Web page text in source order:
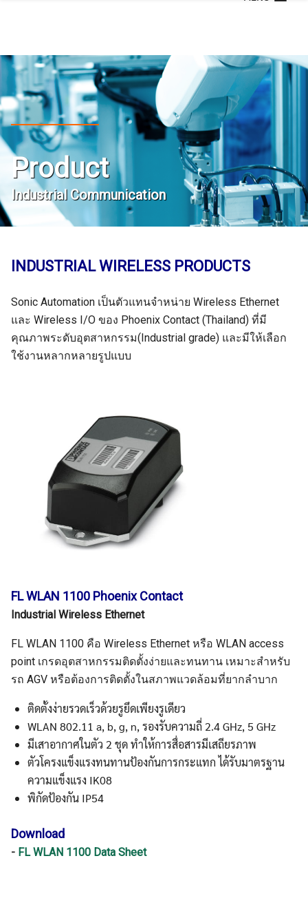
Product
Industrial Communication
INDUSTRIAL WIRELESS PRODUCTS
Sonic Automation เป็นตัวแทนจำหน่าย Wireless Ethernet
และ Wireless I/O ของ Phoenix Contact (Thailand) ที่มี
คุณภาพระดับอุตสาหกรรม(Industrial grade) และมีให้เลือก
ใช้งานหลากหลายรูปแบบ
FL WLAN 1100 Phoenix Contact
Industrial Wireless Ethernet
FL WLAN 1100 คือ Wireless Ethernet หรือ WLAN access
point เกรดอุตสาหกรรมติดตั้งง่ายและทนทาน เหมาะสำหรับ
รถ AGV หรือต้องการติดตั้งในสภาพแวดล้อมที่ยากลำบาก
ติดตั้งง่ายรวดเร็วด้วยรูยึดเพียงรูเดียว
WLAN 802.11 a, b, g, n, รองรับความถี่ 2.4 GHz, 5 GHz
มีเสาอากาศในตัว 2 ชุด ทำให้การสื่อสารมีเสถียรภาพ
ตัวโครงแข็งแรงทนทานป้องกันการกระแทก ได้รับมาตรฐาน
ความแข็งแรง IK08
พิกัดป้องกัน IP54
Download
- FL WLAN 1100 Data Sheet